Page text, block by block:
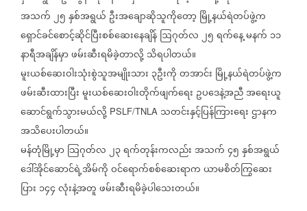
အသက်၂၅နှစ်အရွယ် ဦးအချောဆိုသူကိုတော့မြို့နယ်ရဲတပ်ဖွဲ့က
ရှောင်ခင်စောင့်ဆိုင်ပြီးစစ်ဆေးနေချိန်ဩဂုတ်လ၂၅ရက်နေ့မနက် ၁၁
နာရီအချိန်မှာဖမ်းဆီးရမိခဲ့တာလို့သိရပါတယ်။
မူးယစ်ဆေးဝါးသုံးစွဲသူအမျိုးသား ၃ဦးကိုတအာင်း မြို့နယ်ရဲတပ်ဖွဲ့က
ဖမ်းဆီးထားပြီးမူးယစ်ဆေးဝါးတိုက်ဖျက်ရေး ဥပဒေနဲ့အညီအရေးယူ
ဆောင်ရွက်သွားမယ်လို့ PSLF/TNLA သတင်းနှင့်ပြန်ကြားရေးဌာနက
အသိပေးပါတယ်။
မန်တုံမြို့မှာသြဂုတ်လ၂၃ရက်တုန်းကလည်းအသက်၄၅နှစ်အရွယ်
ဒေါ်အိုင်ဆောင်ရဲ့အိမ်ကိုဝင်ရောက်စစ်ဆေးရာကယာမစိတ်ကြွဆေး
ပြား ၁၄၄လုံးနဲ့အတူဖမ်းဆီးရမိခဲ့ပါသေးတယ်။